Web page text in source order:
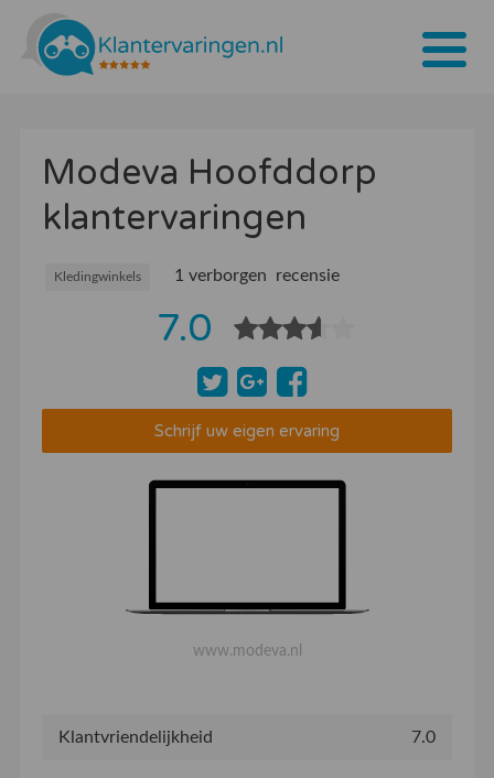
Tarieven
Bedrijven
Over ons
Modeva Hoofddorp
klantervaringen
Kledingwinkels 1 verborgen recensie
7.0
Schrijf uw eigen ervaring
www.modeva.nl
Klantvriendelijkheid 7.0